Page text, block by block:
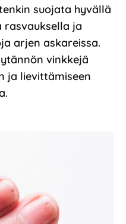
suojata hyvällä
rasvauksella ja
arjen askareissa.
vinkkejä
ja lievittämiseen